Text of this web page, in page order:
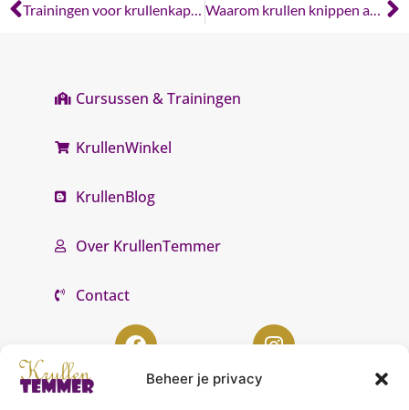
Beheer je privacy
Trainingen voor krullenkappers Waarom krullen knippen anders is dan steil haar knippen
Cursussen & Trainingen
KrullenWinkel
KrullenBlog
Over KrullenTemmer
Contact